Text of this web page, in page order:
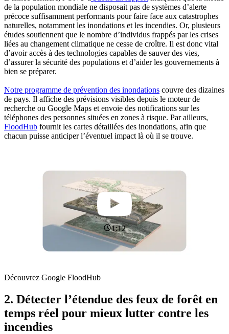
de la population mondiale ne disposait pas de systèmes d’alerte
précoce suffisamment performants pour faire face aux catastrophes
naturelles, notamment les inondations et les incendies. Or, plusieurs
études soutiennent que le nombre d’individus frappés par les crises
liées au changement climatique ne cesse de croître. Il est donc vital
d’avoir accès à des technologies capables de sauver des vies,
d’assurer la sécurité des populations et d’aider les gouvernements à
bien se préparer.
Notre programme de prévention des inondations couvre des dizaines
de pays. Il affiche des prévisions visibles depuis le moteur de
recherche ou Google Maps et envoie des notifications sur les
téléphones des personnes situées en zones à risque. Par ailleurs,
FloodHub fournit les cartes détaillées des inondations, afin que
chacun puisse anticiper l’éventuel impact là où il se trouve.
1:12
Découvrez Google FloodHub
2. Détecter l’étendue des feux de forêt en
temps réel pour mieux lutter contre les
incendies